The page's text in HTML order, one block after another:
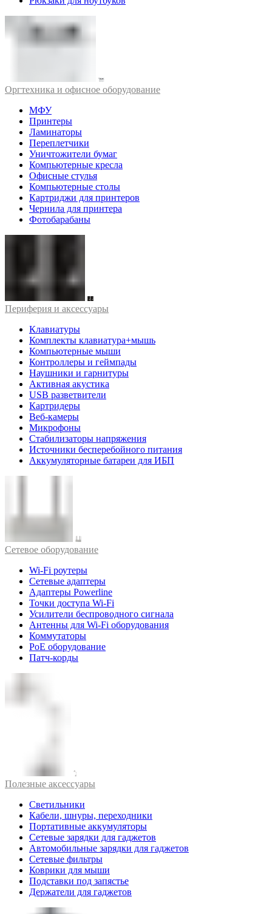
Оргтехника и офисное оборудование
МФУ
Принтеры
Ламинаторы
Переплетчики
Уничтожители бумаг
Компьютерные кресла
Офисные стулья
Компьютерные столы
Картриджи для принтеров
Чернила для принтера
Фотобарабаны
Периферия и аксессуары
Клавиатуры
Комплекты клавиатура+мышь
Компьютерные мыши
Контроллеры и геймпады
Наушники и гарнитуры
Активная акустика
USB разветвители
Картридеры
Веб-камеры
Микрофоны
Стабилизаторы напряжения
Источники бесперебойного питания
Аккумуляторные батареи для ИБП
Cетевое оборудование
Wi-Fi роутеры
Сетевые адаптеры
Адаптеры Powerline
Точки доступа Wi-Fi
Усилители беспроводного сигнала
Антенны для Wi-Fi оборудования
Коммутаторы
PoE оборудование
Патч-корды
Полезные аксессуары
Светильники
Кабели, шнуры, переходники
Портативные аккумуляторы
Сетевые зарядки для гаджетов
Автомобильные зарядки для гаджетов
Сетевые фильтры
Коврики для мыши
Подставки под запястье
Держатели для гаджетов